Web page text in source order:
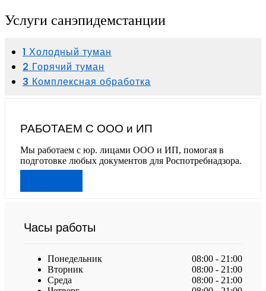
Услуги санэпидемстанции
1 Холодный туман
2 Горячий туман
3 Комплексная обработка
РАБОТАЕМ С ООО и ИП
Мы работаем с юр. лицами ООО и ИП, помогая в
подготовке любых документов для Роспотребнадзора.
Часы работы
Понедельник
08:00 - 21:00
Вторник
08:00 - 21:00
Среда
08:00 - 21:00